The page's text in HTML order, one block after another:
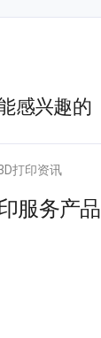
感兴趣的
打印资讯
服务产品